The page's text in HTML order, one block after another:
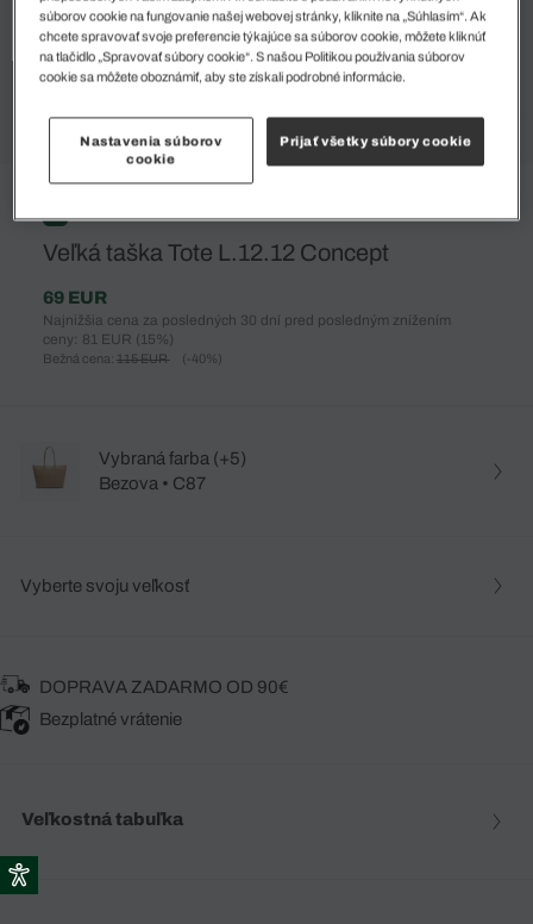
%
Veľká taška Tote L.12.12 Concept
69 EUR
Najnižšia cena za posledných 30 dní pred posledným znížením
ceny: 81 EUR (15%)
Bežná cena: 115 EUR (-40%)
Vybraná farba (+5)
Bezova • C87
Vyberte svoju veľkosť
DOPRAVA ZADARMO OD 90€
Bezplatné vrátenie
Veľkostná tabuľka
súborov cookie na fungovanie našej webovej stránky, kliknite na „Súhlasím“. Ak
chcete spravovať svoje preferencie týkajúce sa súborov cookie, môžete kliknúť
na tlačidlo „Spravovať súbory cookie“. S našou Politikou používania súborov
cookie sa môžete oboznámiť, aby ste získali podrobné informácie.
Nastavenia súborov
cookie
Prijať všetky súbory cookie